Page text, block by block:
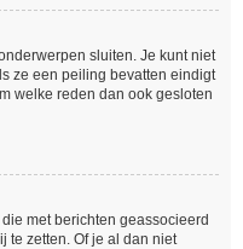
sluiten. Je kunt niet
ze een peiling bevatten eindigt
welke reden dan ook gesloten
met berichten geassocieerd
te zetten. Of je al dan niet